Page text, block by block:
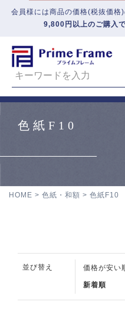
会員様には商品の価格(税抜価格
9,800円以上のご購入
色紙F10
HOME 色紙・和額 色紙F10
並び替え 価格が安い
新着順